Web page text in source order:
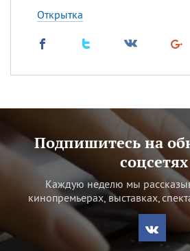
Открытка
Подпишитесь на
соцсетях
Каждую неделю мы
кинопремьерах, выставках,